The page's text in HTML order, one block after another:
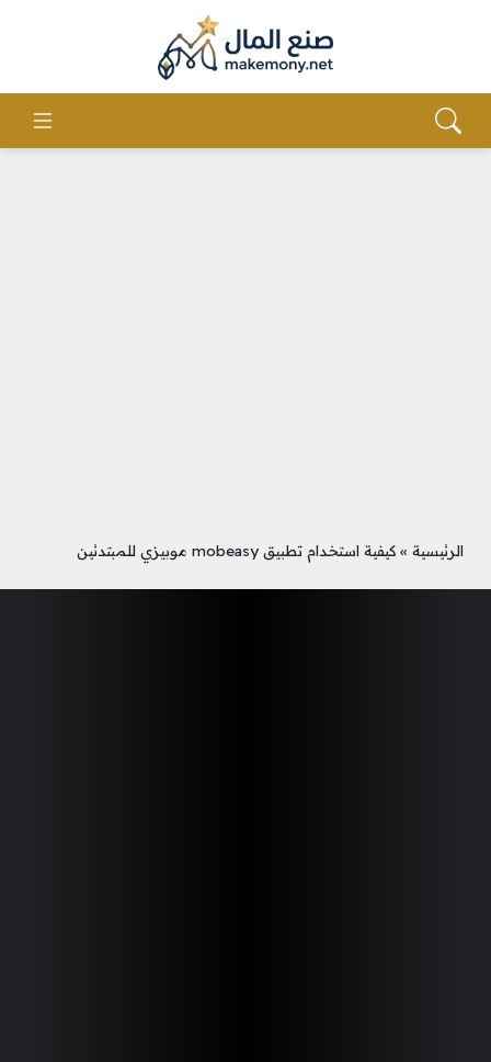
الرئيسية » كيفية استخدام تطبيق mobeasy موبيزي للمبتدئين